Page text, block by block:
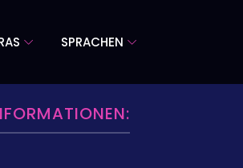
SPRACHEN